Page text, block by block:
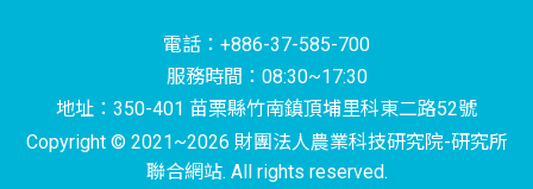
電話：+886-37-585-700
服務時間：08:30~17:30
地址：350-401 苗栗縣竹南鎮頂埔里科東二路52號
Copyright © 2021~2026 財團法人農業科技研究院-研究所
聯合網站. All rights reserved.